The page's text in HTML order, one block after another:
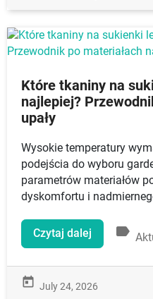
Które tkaniny na
najlepiej?
upały
Wysokie temperatury
podejścia do wyboru
parametrów materiałów
dyskomfortu i
Czytaj dalej label
today July 24, 2026